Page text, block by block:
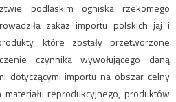
podlaskim ogniska rzekomego
zakaz importu polskich jaj i
które zostały przetworzone
czynnika wywołującego daną
dotyczącymi importu na obszar celny
reprodukcyjnego, produktów